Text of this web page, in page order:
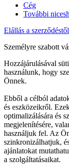
Cég
További
Elállás a szerződéstől
Személyre szabott
Hozzájárulásával
használunk, hogy
Önnek.
Ebből a célból
és eszközeikről.
optimalizálására és
megjelenítésére,
használjuk fel. Az
szinkronizálhatjuk,
ajánlatokat
a szolgáltatásaikat.